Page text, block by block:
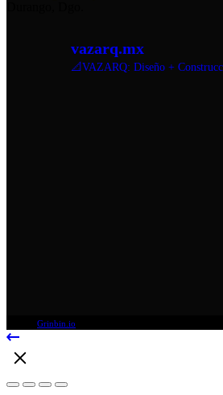
vazarq.mx
📐VAZARQ: Diseño +
Grinbin.io